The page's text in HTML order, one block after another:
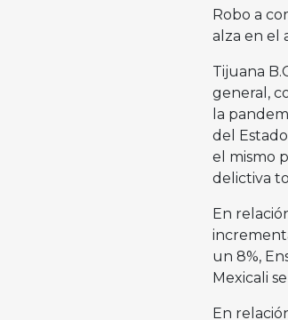
Robo a
alza en el
Tijuana
general,
la
del
el mismo
delictiva
En
un 8%,
Mexicali
En